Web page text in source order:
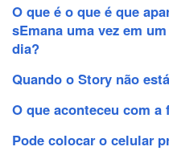
O que é o que é que
sEmana uma vez em
dia?
Quando o Story não
O que aconteceu com
Pode colocar o celular